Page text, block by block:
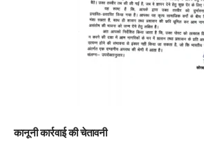
कानूनी कार्रवाई की चेतावनी